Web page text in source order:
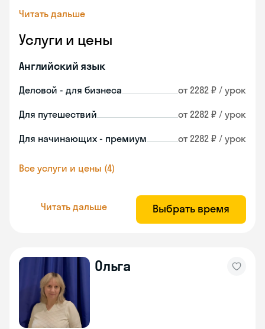
Читать дальше
Услуги и цены
Английский язык
Деловой - для бизнеса от 2282 ₽ / урок
Для путешествий от 2282 ₽ / урок
Для начинающих - премиум от 2282 ₽ / урок
Все услуги и цены (4)
Читать дальше Выбрать время
Ольга